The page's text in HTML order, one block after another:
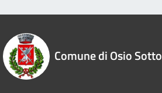
Comune di Osio Sotto